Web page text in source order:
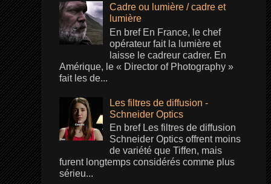
Cadre ou lumière / cadre et
lumière
En bref En France, le chef
opérateur fait la lumière et
laisse le cadreur cadrer. En
Amérique, le « Director of Photography »
fait les de...
Les filtres de diffusion -
Schneider Optics
En bref Les filtres de diffusion
Schneider Optics offrent moins
de variété que Tiffen, mais
furent longtemps considérés comme plus
sérieu...